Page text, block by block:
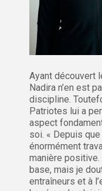
Ayant découvert
Nadira n’en est
discipline.
Patriotes lui a
aspect
soi. « Depuis
énormément
manière positive.
base, mais je
entraîneurs et à